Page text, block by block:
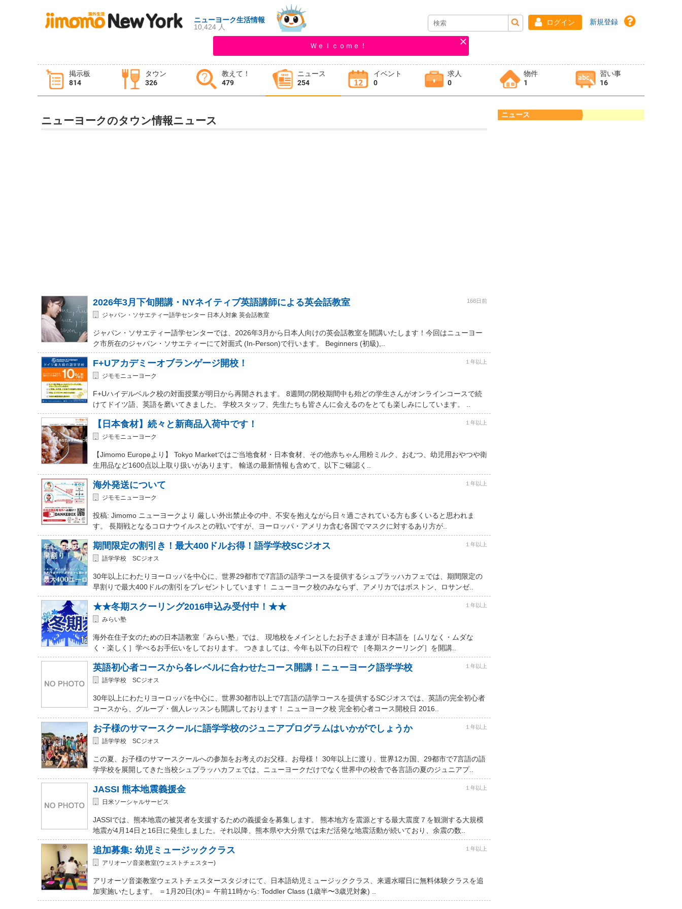
ニューヨーク生活情報
10,424 人
ログイン 新規登録
Ｗｅｌｃｏｍｅ！
掲示板
814
タウン
326
教えて！
479
ニュース
254
イベント
0
求人
0
物件
1
習い事
16
タウン情報
イベント 求人
ニューヨークのタウン情報ニュース
2026年3月下旬開講・NYネイティブ英語講師による英会話教室 168日前
ジャパン・ソサエティー語学センター 日本人対象 英会話教室
ジャパン・ソサエティー語学センターでは、2026年3月から日本人向けの英会話教室を開講いたします！今回はニューヨー
ク市所在のジャパン・ソサエティーにて対面式 (In-Person)で行います。 Beginners (初級),..
F+Uアカデミーオブランゲージ開校！ １年以上
ジモモニューヨーク
F+Uハイデルベルク校の対面授業が明日から再開されます。 8週間の閉校期間中も殆どの学生さんがオンラインコースで続
けてドイツ語、英語を磨いてきました。 学校スタッフ、先生たちも皆さんに会えるのをとても楽しみにしています。 ..
【日本食材】続々と新商品入荷中です！ １年以上
ジモモニューヨーク
【Jimomo Europeより】 Tokyo Marketではご当地食材・日本食材、その他赤ちゃん用粉ミルク、おむつ、幼児用おやつや衛
生用品など1600点以上取り扱いがあります。 輸送の最新情報も含めて、以下ご確認く..
海外発送について １年以上
ジモモニューヨーク
投稿: Jimomo ニューヨークより 厳しい外出禁止令の中、不安を抱えながら日々過ごされている方も多くいると思われま
す。 長期戦となるコロナウイルスとの戦いですが、ヨーロッパ・アメリカ含む各国でマスクに対するあり方が..
期間限定の割引き！最大400ドルお得！語学学校SCジオス １年以上
語学学校 SCジオス
30年以上にわたりヨーロッパを中心に、世界29都市で7言語の語学コースを提供するシュプラッハカフェでは、期間限定の
早割りで最大400ドルの割引をプレゼントしています！ ニューヨーク校のみならず、アメリカではボストン、ロサンゼ..
★★冬期スクーリング2016申込み受付中！★★ １年以上
みらい塾
海外在住子女のための日本語教室「みらい塾」では、 現地校をメインとしたお子さま達が 日本語を［ムリなく・ムダな
く・楽しく］学べるお手伝いをしております。 つきましては、今年も以下の日程で ［冬期スクーリング］を開講..
英語初心者コースから各レベルに合わせたコース開講！ニューヨーク語学学校 １年以上
語学学校 SCジオス
30年以上にわたりヨーロッパを中心に、世界30都市以上で7言語の語学コースを提供するSCジオスでは、英語の完全初心者
コースから、グループ・個人レッスンも開講しております！ ニューヨーク校 完全初心者コース開校日 2016..
お子様のサマースクールに語学学校のジュニアプログラムはいかがでしょうか １年以上
語学学校 SCジオス
この夏、お子様のサマースクールへの参加をお考えのお父様、お母様！ 30年以上に渡り、世界12カ国、29都市で7言語の語
学学校を展開してきた当校シュプラッハカフェでは、ニューヨークだけでなく世界中の校舎で各言語の夏のジュニアプ..
JASSI 熊本地震義援金 １年以上
日米ソーシャルサービス
JASSIでは、熊本地震の被災者を支援するための義援金を募集します。 熊本地方を震源とする最大震度７を観測する大規模
地震が4月14日と16日に発生しました。それ以降、熊本県や大分県では未だ活発な地震活動が続いており、余震の数..
追加募集: 幼児ミュージッククラス １年以上
アリオーソ音楽教室(ウェストチェスター)
アリオーソ音楽教室ウェストチェスタースタジオにて、日本語幼児ミュージッククラス、来週水曜日に無料体験クラスを追
加実施いたします。 ＝1月20日(水)＝ 午前11時から: Toddler Class (1歳半〜3歳児対象) ..
ニュース